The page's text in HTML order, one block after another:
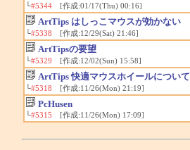
└#5344[作成:01/17(Thu) 00:16]
ArtTips はしっこマウスが効かない
└#5338 [作成:12/29(Sat) 21:46]
ArtTipsの要望
└#5329 [作成:12/02(Sun) 15:58]
ArtTips 快適マウスホイールについて
└#5318 [作成:11/26(Mon) 21:19]
PcHusen
└#5315 [作成:11/26(Mon) 17:09]